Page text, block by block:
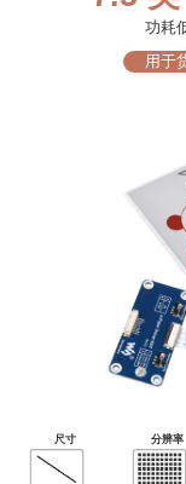
功耗
用于
尺寸 分辨率